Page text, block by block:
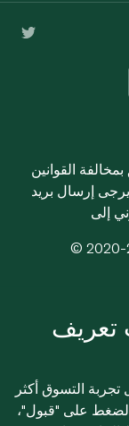
القوانين
يرجى إرسال بريد
تعريف
التسوق أكثر
على "قبول"،